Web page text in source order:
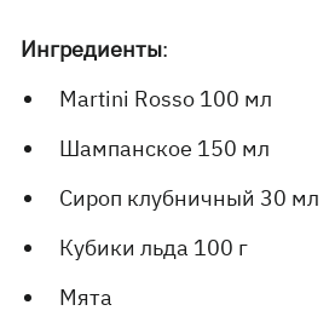
Ингредиенты:
Martini Rosso 100 мл
Шампанское 150 мл
Сироп клубничный 30 мл
Кубики льда 100 г
Мята